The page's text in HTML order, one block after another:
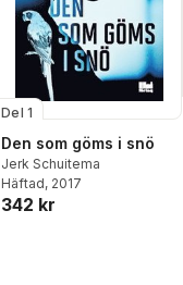
Del 1
Den som göms i snö
Jerk Schuitema
Häftad, 2017
342 kr